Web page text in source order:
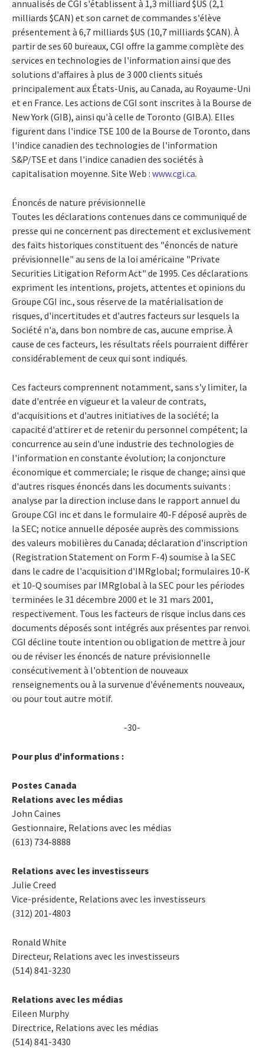
annualisés de CGI s'établissent à 1,3 milliard $US (2,1
milliards $CAN) et son carnet de commandes s'élève
présentement à 6,7 milliards $US (10,7 milliards $CAN). À
partir de ses 60 bureaux, CGI offre la gamme complète des
services en technologies de l'information ainsi que des
solutions d'affaires à plus de 3 000 clients situés
principalement aux États-Unis, au Canada, au Royaume-Uni
et en France. Les actions de CGI sont inscrites à la Bourse de
New York (GIB), ainsi qu'à celle de Toronto (GIB.A). Elles
figurent dans l'indice TSE 100 de la Bourse de Toronto, dans
l'indice canadien des technologies de l'information
S&P/TSE et dans l'indice canadien des sociétés à
capitalisation moyenne. Site Web : www.cgi.ca.
Énoncés de nature prévisionnelle
Toutes les déclarations contenues dans ce communiqué de
presse qui ne concernent pas directement et exclusivement
des faits historiques constituent des "énoncés de nature
prévisionnelle" au sens de la loi américaine "Private
Securities Litigation Reform Act" de 1995. Ces déclarations
expriment les intentions, projets, attentes et opinions du
Groupe CGI inc., sous réserve de la matérialisation de
risques, d'incertitudes et d'autres facteurs sur lesquels la
Société n'a, dans bon nombre de cas, aucune emprise. À
cause de ces facteurs, les résultats réels pourraient différer
considérablement de ceux qui sont indiqués.
Ces facteurs comprennent notamment, sans s'y limiter, la
date d'entrée en vigueur et la valeur de contrats,
d'acquisitions et d'autres initiatives de la société; la
capacité d'attirer et de retenir du personnel compétent; la
concurrence au sein d'une industrie des technologies de
l'information en constante évolution; la conjoncture
économique et commerciale; le risque de change; ainsi que
d'autres risques énoncés dans les documents suivants :
analyse par la direction incluse dans le rapport annuel du
Groupe CGI inc et dans le formulaire 40-F déposé auprès de
la SEC; notice annuelle déposée auprès des commissions
des valeurs mobilières du Canada; déclaration d'inscription
(Registration Statement on Form F-4) soumise à la SEC
dans le cadre de l'acquisition d'IMRglobal; formulaires 10-K
et 10-Q soumises par IMRglobal à la SEC pour les périodes
terminées le 31 décembre 2000 et le 31 mars 2001,
respectivement. Tous les facteurs de risque inclus dans ces
documents déposés sont intégrés aux présentes par renvoi.
CGI décline toute intention ou obligation de mettre à jour
ou de réviser les énoncés de nature prévisionnelle
consécutivement à l'obtention de nouveaux
renseignements ou à la survenue d'événements nouveaux,
ou pour tout autre motif.
-30-
Pour plus d'informations :
Postes Canada
Relations avec les médias
John Caines
Gestionnaire, Relations avec les médias
(613) 734-8888
Relations avec les investisseurs
Julie Creed
Vice-présidente, Relations avec les investisseurs
(312) 201-4803
Ronald White
Directeur, Relations avec les investisseurs
(514) 841-3230
Relations avec les médias
Eileen Murphy
Directrice, Relations avec les médias
(514) 841-3430